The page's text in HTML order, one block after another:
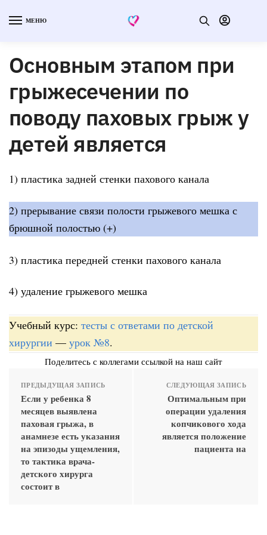
МЕНЮ
Основным этапом при
грыжесечении по
поводу паховых грыж у
детей является
1) пластика задней стенки пахового канала
2) прерывание связи полости грыжевого мешка с
брюшной полостью (+)
3) пластика передней стенки пахового канала
4) удаление грыжевого мешка
Учебный курс: тесты с ответами по детской
хирургии — урок №8.
Поделитесь с коллегами ссылкой на наш сайт
ПРЕДЫДУЩАЯ ЗАПИСЬ
Если у ребенка 8
месяцев выявлена
паховая грыжа, в
анамнезе есть указания
на эпизоды ущемления,
то тактика врача-
детского хирурга
состоит в
СЛЕДУЮЩАЯ ЗАПИСЬ
Оптимальным при
операции удаления
копчикового хода
является положение
пациента на